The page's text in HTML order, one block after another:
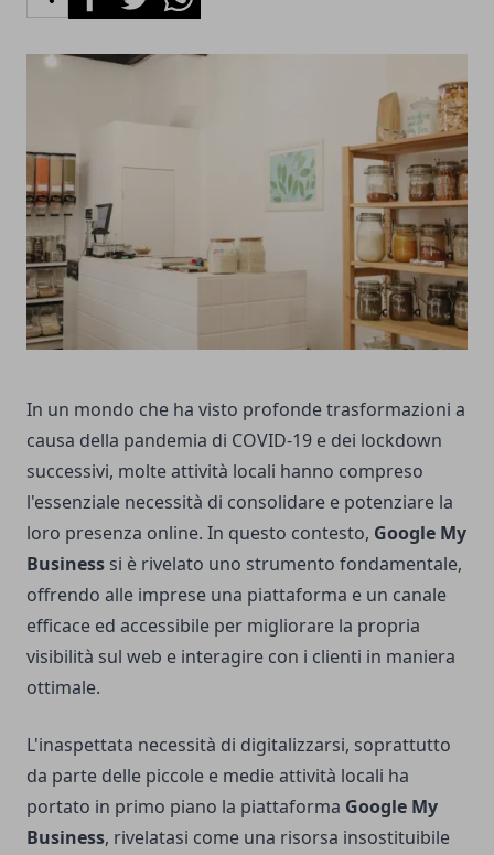
In un mondo che ha visto profonde trasformazioni a
causa della pandemia di COVID-19 e dei lockdown
successivi, molte attività locali hanno compreso
l'essenziale necessità di consolidare e potenziare la
loro presenza online. In questo contesto, Google My
Business si è rivelato uno strumento fondamentale,
offrendo alle imprese una piattaforma e un canale
efficace ed accessibile per migliorare la propria
visibilità sul web e interagire con i clienti in maniera
ottimale.
L'inaspettata necessità di digitalizzarsi, soprattutto
da parte delle piccole e medie attività locali ha
portato in primo piano la piattaforma Google My
Business, rivelatasi come una risorsa insostituibile